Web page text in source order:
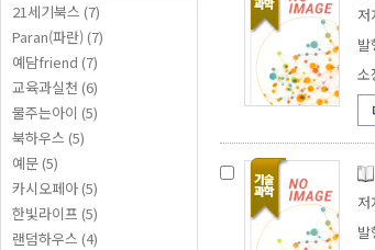
21세기북스 (7)
Paran(파란) (7)
예담friend (7)
교육과실천 (6)
물주는아이 (5)
북하우스 (5)
예문 (5)
카시오페아 (5)
한빛라이프 (5)
랜덤하우스 (4)
저
발
소
저
발